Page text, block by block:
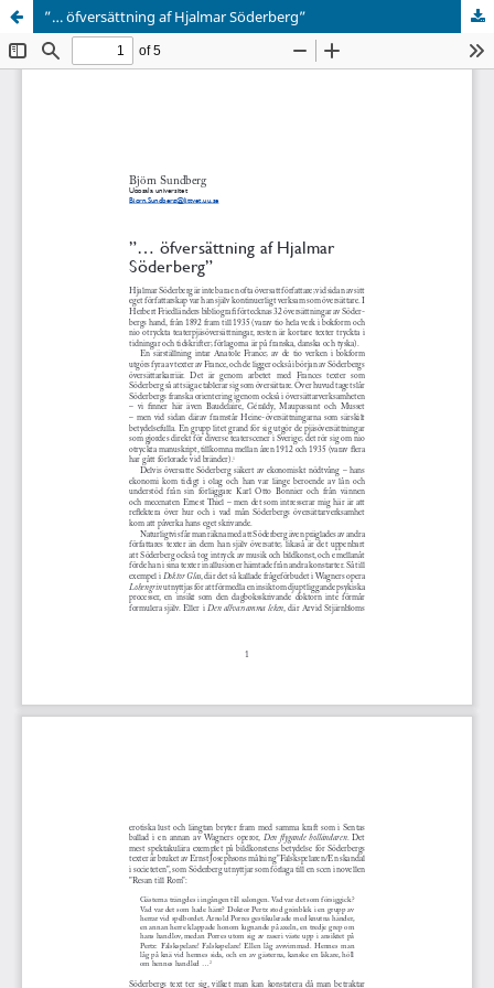
”… öfversättning af Hjalmar Söderberg”